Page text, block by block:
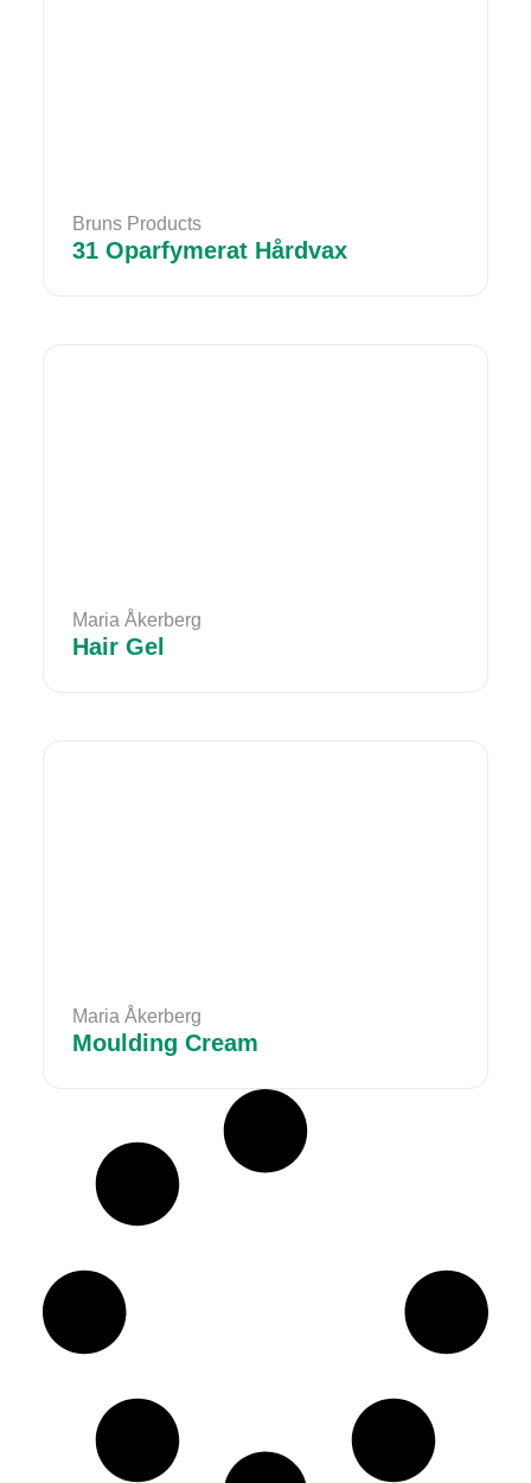
Bruns Products
31 Oparfymerat Hårdvax
Maria Åkerberg
Hair Gel
Maria Åkerberg
Moulding Cream